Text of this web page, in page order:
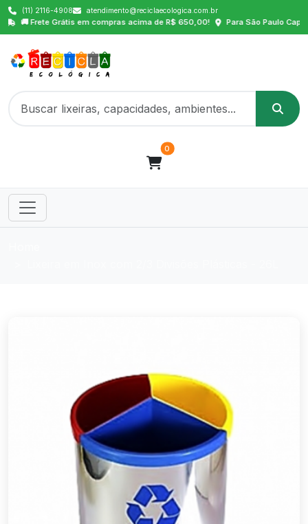
(11) 2116-4908 atendimento@reciclaecologica.com.br
em compras acima de R$ 650,00! Para São Paulo Capital, ABCD,
0